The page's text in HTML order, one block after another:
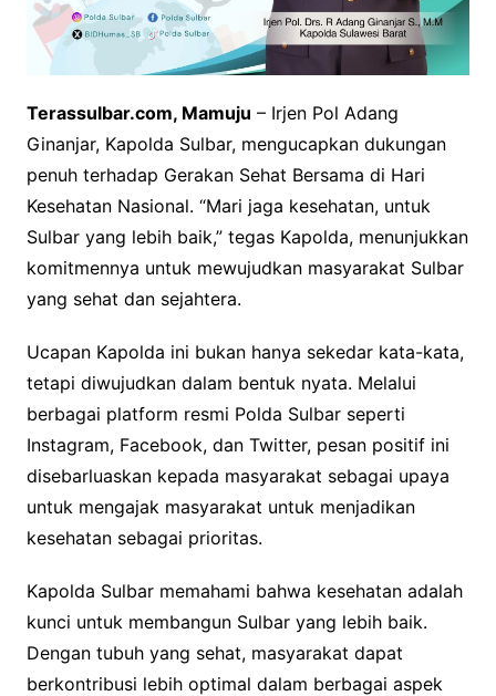
Terassulbar.com, Mamuju – Irjen Pol Adang
Ginanjar, Kapolda Sulbar, mengucapkan dukungan
penuh terhadap Gerakan Sehat Bersama di Hari
Kesehatan Nasional. “Mari jaga kesehatan, untuk
Sulbar yang lebih baik,” tegas Kapolda, menunjukkan
komitmennya untuk mewujudkan masyarakat Sulbar
yang sehat dan sejahtera.
Ucapan Kapolda ini bukan hanya sekedar kata-kata,
tetapi diwujudkan dalam bentuk nyata. Melalui
berbagai platform resmi Polda Sulbar seperti
Instagram, Facebook, dan Twitter, pesan positif ini
disebarluaskan kepada masyarakat sebagai upaya
untuk mengajak masyarakat untuk menjadikan
kesehatan sebagai prioritas.
Kapolda Sulbar memahami bahwa kesehatan adalah
kunci untuk membangun Sulbar yang lebih baik.
Dengan tubuh yang sehat, masyarakat dapat
berkontribusi lebih optimal dalam berbagai aspek